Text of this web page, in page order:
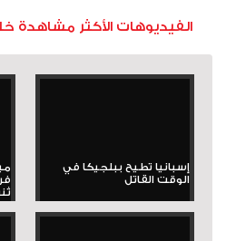
الفيديوهات الأكثر مشاهدة
إسبانيا تطيح ببلجيكا في
الوقت القاتل